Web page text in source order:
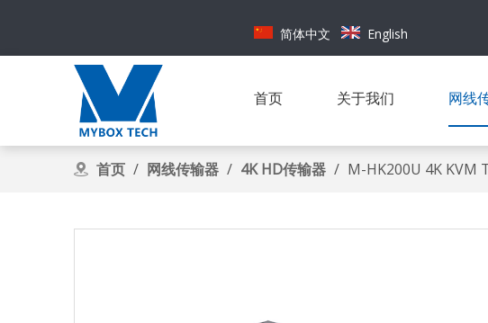
简体中文 English
首页 关于我们 网线
首页 / 网线传输器 / 4K HD传输器 / M-HK200U 4K KVM